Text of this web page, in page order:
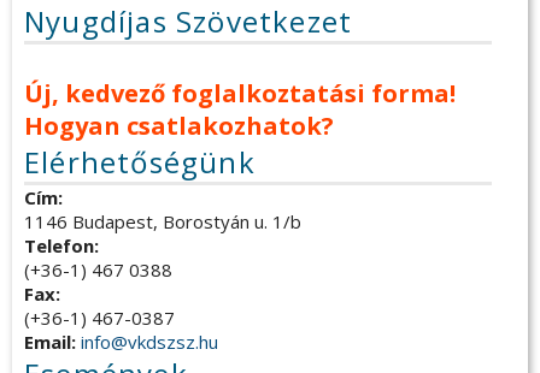
Nyugdíjas Szövetkezet
Új, kedvező foglalkoztatási forma!
Hogyan csatlakozhatok?
Elérhetőségünk
Cím:
1146 Budapest, Borostyán u. 1/b
Telefon:
(+36-1) 467 0388
Fax:
(+36-1) 467-0387
Email: info@vkdszsz.hu